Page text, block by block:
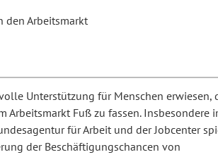
den Arbeitsmarkt
Unterstützung für Menschen erwiesen,
Arbeitsmarkt Fuß zu fassen. Insbesondere
für Arbeit und der Jobcenter
der Beschäftigungschancen von